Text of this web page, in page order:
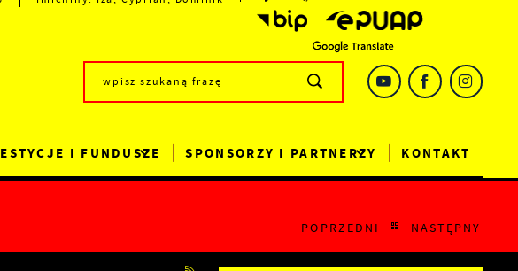
I FUNDUSZE SPONSORZY I PARTNERZY KONTAKT
POPRZEDNI NASTĘPNY